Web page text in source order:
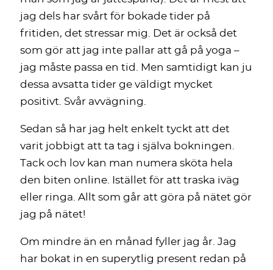
jag dels har svårt för bokade tider på
fritiden, det stressar mig. Det är också det
som gör att jag inte pallar att gå på yoga –
jag måste passa en tid. Men samtidigt kan ju
dessa avsatta tider ge väldigt mycket
positivt. Svår avvägning.
Sedan så har jag helt enkelt tyckt att det
varit jobbigt att ta tag i själva bokningen.
Tack och lov kan man numera sköta hela
den biten online. Istället för att traska iväg
eller ringa. Allt som går att göra på nätet gör
jag på nätet!
Om mindre än en månad fyller jag år. Jag
har bokat in en superytlig present redan på